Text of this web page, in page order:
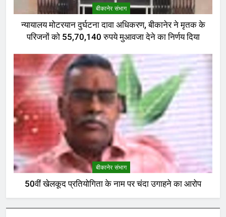
बीकानेर संभाग
न्यायालय मोटरयान दुर्घटना दावा अधिकरण, बीकानेर ने मृतक के
परिजनों को 55,70,140 रुपये मुआवजा देने का निर्णय दिया
बीकानेर संभाग
50वीं खेलकूद प्रतियोगिता के नाम पर चंदा उगाहने का आरोप